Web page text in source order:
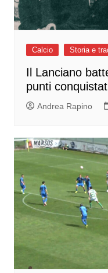
Calcio Storia e
Il Lanciano
punti
Andrea Rapino